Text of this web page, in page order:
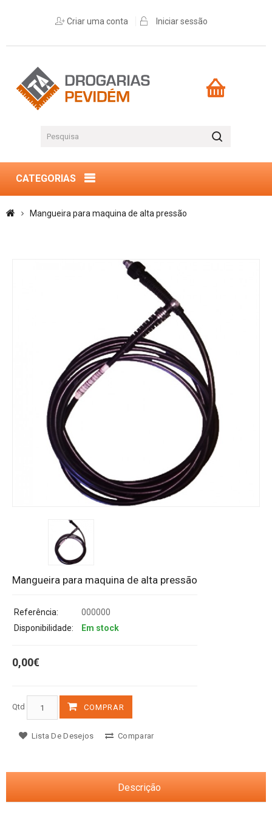
Criar uma conta Iniciar sessão
CATEGORIAS
Mangueira para maquina de alta pressão
Mangueira para maquina de alta pressão
Referência:
000000
Disponibilidade:
Em stock
0,00€
Qtd COMPRAR
Lista De Desejos Comparar
Descrição